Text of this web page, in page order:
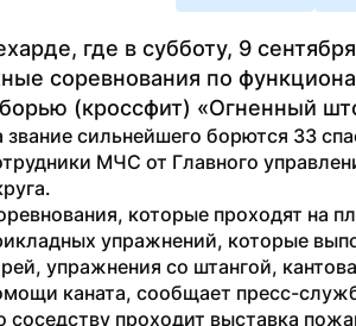
где в субботу, 9
соревнования по
(кроссфит) «Огненный
звание сильнейшего борются 33
МЧС от Главного
которые проходят на
упражнений, которые
упражнения со штангой,
каната, сообщает пресс-
соседству проходит выставка